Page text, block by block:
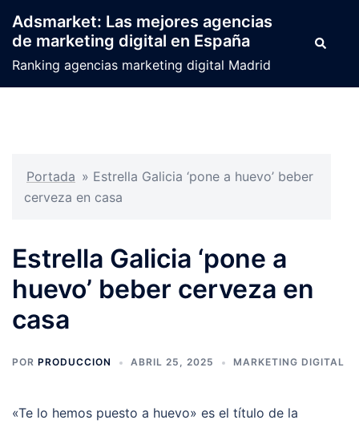
contenido
Adsmarket: Las mejores agencias
de marketing digital en España
Ranking agencias marketing digital Madrid
Buscar
Portada » Estrella Galicia ‘pone a huevo’ beber
cerveza en casa
Estrella Galicia ‘pone a
huevo’ beber cerveza en
casa
POR PRODUCCION ABRIL 25, 2025 MARKETING DIGITAL
«Te lo hemos puesto a huevo» es el título de la